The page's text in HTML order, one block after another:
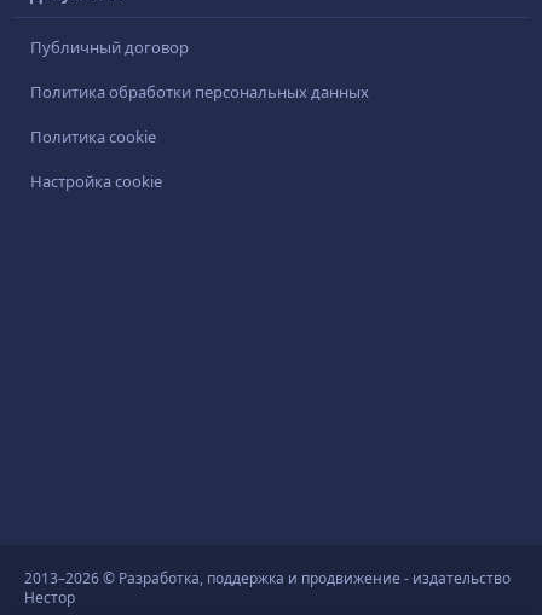
Публичный договор
Политика обработки персональных данных
Политика cookie
Настройка cookie
2013–2026 © Разработка, поддержка и продвижение - издательство
Нестор